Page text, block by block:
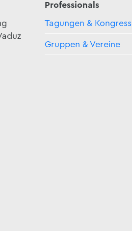
Professionals
Tagungen &
Gruppen & Vereine